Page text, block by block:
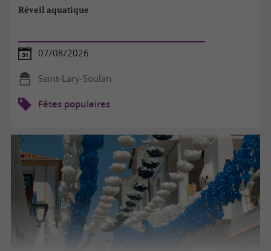
Réveil aquatique
07/08/2026
Saint-Lary-Soulan
Fêtes populaires